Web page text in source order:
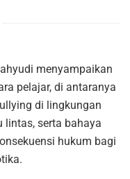
menyampaikan
pelajar, di antaranya
di lingkungan
lintas, serta bahaya
hukum bagi